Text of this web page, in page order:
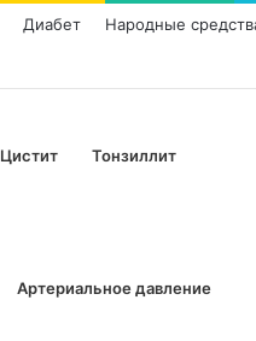
Диабет Народные
Цистит Тонзиллит
Артериальное давление